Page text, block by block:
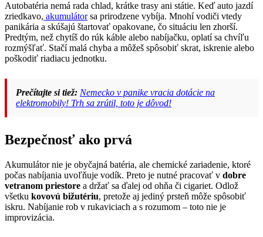
Autobatéria nemá rada chlad, krátke trasy ani státie. Keď auto jazdí
zriedkavo, akumulátorsa prirodzene vybíja. Mnohí vodiči vtedy
panikária a skúšajú štartovať opakovane, čo situáciu len zhorší.
Predtým, než chytíš do rúk káble alebo nabíjačku, oplatí sa chvíľu
rozmýšľať. Stačí malá chyba a môžeš spôsobiť skrat, iskrenie alebo
poškodiť riadiacu jednotku.
Prečítajte si tiež: Nemecko v panike vracia dotácie na
elektromobily! Trh sa zrútil, toto je dôvod!
Bezpečnosť ako prvá
Akumulátor nie je obyčajná batéria, ale chemické zariadenie, ktoré
počas nabíjania uvoľňuje vodík. Preto je nutné pracovať v dobre
vetranom priestore a držať sa ďalej od ohňa či cigariet. Odlož
všetku kovovú bižutériu, pretože aj jediný prsteň môže spôsobiť
iskru. Nabíjanie rob v rukaviciach a s rozumom – toto nie je
improvizácia.